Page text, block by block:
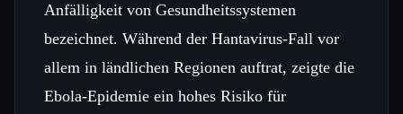
Anfälligkeit von Gesundheitssystemen
bezeichnet. Während der Hantavirus-Fall vor
allem in ländlichen Regionen auftrat, zeigte die
Ebola-Epidemie ein hohes Risiko für